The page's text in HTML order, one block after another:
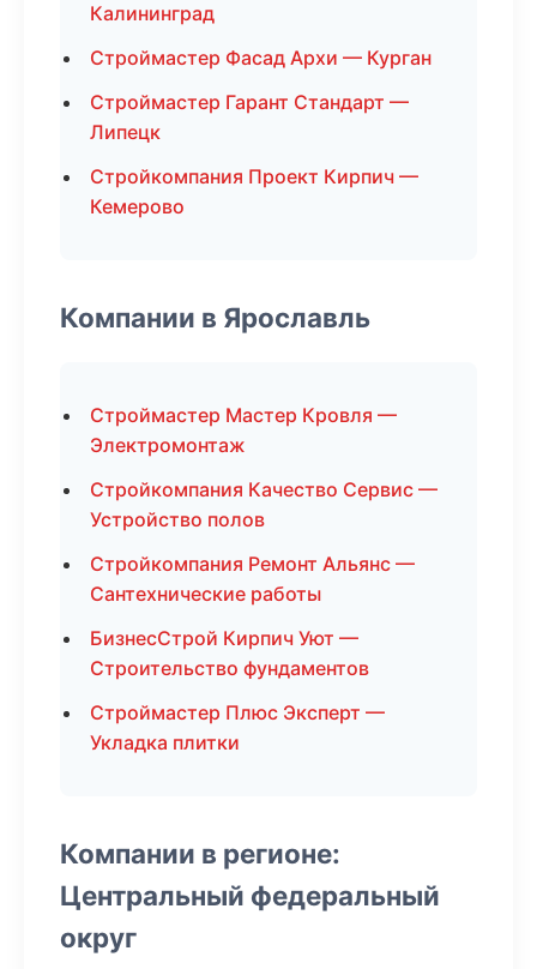
Калининград
Строймастер Фасад Архи — Курган
Строймастер Гарант Стандарт —
Липецк
Стройкомпания Проект Кирпич —
Кемерово
Компании в Ярославль
Строймастер Мастер Кровля —
Электромонтаж
Стройкомпания Качество Сервис —
Устройство полов
Стройкомпания Ремонт Альянс —
Сантехнические работы
БизнесСтрой Кирпич Уют —
Строительство фундаментов
Строймастер Плюс Эксперт —
Укладка плитки
Компании в регионе:
Центральный федеральный
округ